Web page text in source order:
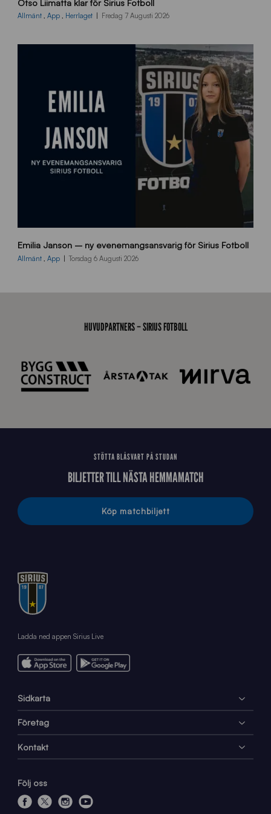
L
_
Allmänt , App , Herrlaget Fredag 7 Augusti 2026
0
0
Emilia Janson – ny evenemangsansvarig för Sirius Fotboll
Allmänt App Torsdag 6 Augusti 2026
HUVUDPARTNERS – SIRIUS FOTBOLL
STÖTTA BLÅSVART PÅ STUDAN
BILJETTER TILL NÄSTA HEMMAMATCH
Köp matchbiljett
Ladda ned appen Sirius Live
Sidkarta
Företag
Kontakt
Följ oss
f
x
i
y